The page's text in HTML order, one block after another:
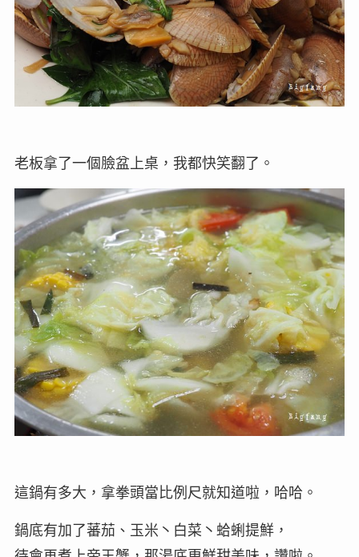
老板拿了一個臉盆上桌，我都快笑翻了。
這鍋有多大，拿拳頭當比例尺就知道啦，哈哈。
鍋底有加了蕃茄、玉米丶白菜丶蛤蜊提鮮，